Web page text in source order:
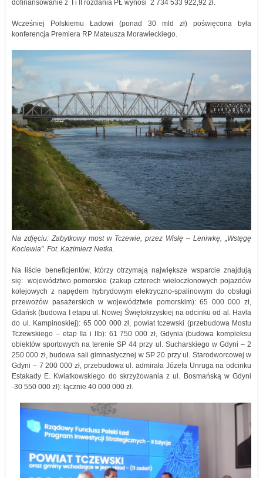
dofinansowanie z I i II rozdania PŁ wynosi 2 734 533 922,92 zł.
Wcześniej Polskiemu Ładowi (ponad 30 mld zł) poświęcona była
konferencja Premiera RP Mateusza Morawieckiego.
Na zdjęciu: Zabytkowy most w Tczewie, przez Wisłę – Leniwkę, „Wstęgę
Kociewia”. Fot. Kazimierz Netka.
Na liście beneficjentów, którzy otrzymają największe wsparcie znajdują
się: województwo pomorskie (zakup czterech wieloczłonowych pojazdów
kolejowych z napędem hybrydowym elektryczno-spalinowym do obsługi
przewozów pasażerskich w województwie pomorskim): 65 000 000 zł,
Gdańsk (budowa I etapu ul. Nowej Świętokrzyskiej na odcinku od al. Havla
do ul. Kampinoskiej): 65 000 000 zł, powiat tczewski (przebudowa Mostu
Tczewskiego – etap IIa i IIb): 61 750 000 zł, Gdynia (budowa kompleksu
obiektów sportowych na terenie SP 44 przy ul. Sucharskiego w Gdyni – 2
250 000 zł, budowa sali gimnastycznej w SP 20 przy ul. Starodworcowej w
Gdyni – 7 200 000 zł, przebudowa ul. admirała Józefa Unruga na odcinku
Estakady E. Kwiatkowskiego do skrzyżowania z ul. Bosmańską w Gdyni
-30 550 000 zł): łącznie 40 000 000 zł.